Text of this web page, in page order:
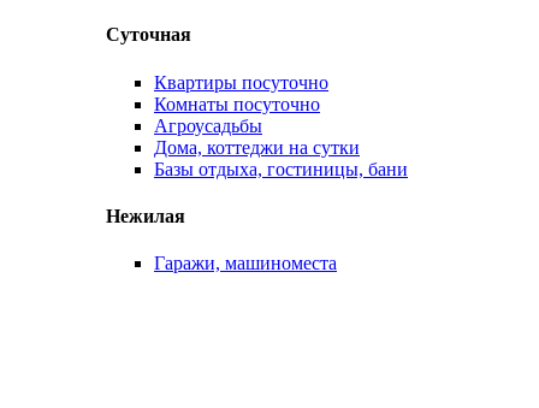
Суточная
Квартиры посуточно
Комнаты посуточно
Агроусадьбы
Дома, коттеджи на сутки
Базы отдыха, гостиницы, бани
Нежилая
Гаражи, машиноместа